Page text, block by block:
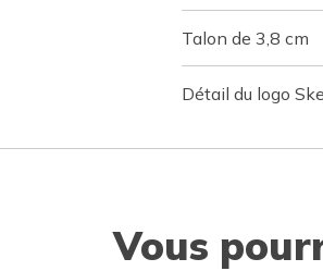
Talon de 3,8 cm
Détail du logo
Vous